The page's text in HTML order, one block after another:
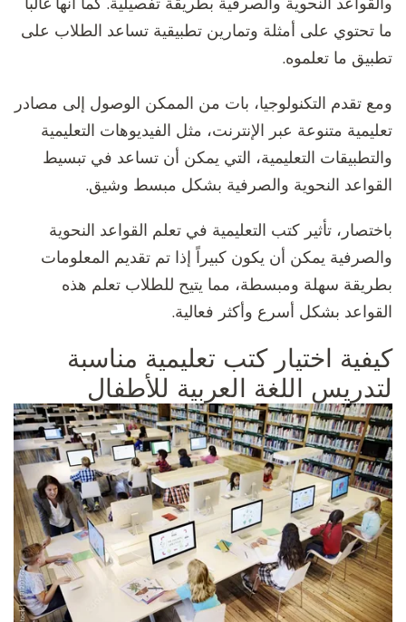
ما تحتوي على أمثلة وتمارين تطبيقية تساعد الطلاب على
تطبيق ما تعلموه.
ومع تقدم التكنولوجيا، بات من الممكن الوصول إلى مصادر
تعليمية متنوعة عبر الإنترنت، مثل الفيديوهات التعليمية
والتطبيقات التعليمية، التي يمكن أن تساعد في تبسيط
القواعد النحوية والصرفية بشكل مبسط وشيق.
باختصار، تأثير كتب التعليمية في تعلم القواعد النحوية
والصرفية يمكن أن يكون كبيراً إذا تم تقديم المعلومات
بطريقة سهلة ومبسطة، مما يتيح للطلاب تعلم هذه
القواعد بشكل أسرع وأكثر فعالية.
كيفية اختيار كتب تعليمية مناسبة
لتدريس اللغة العربية للأطفال